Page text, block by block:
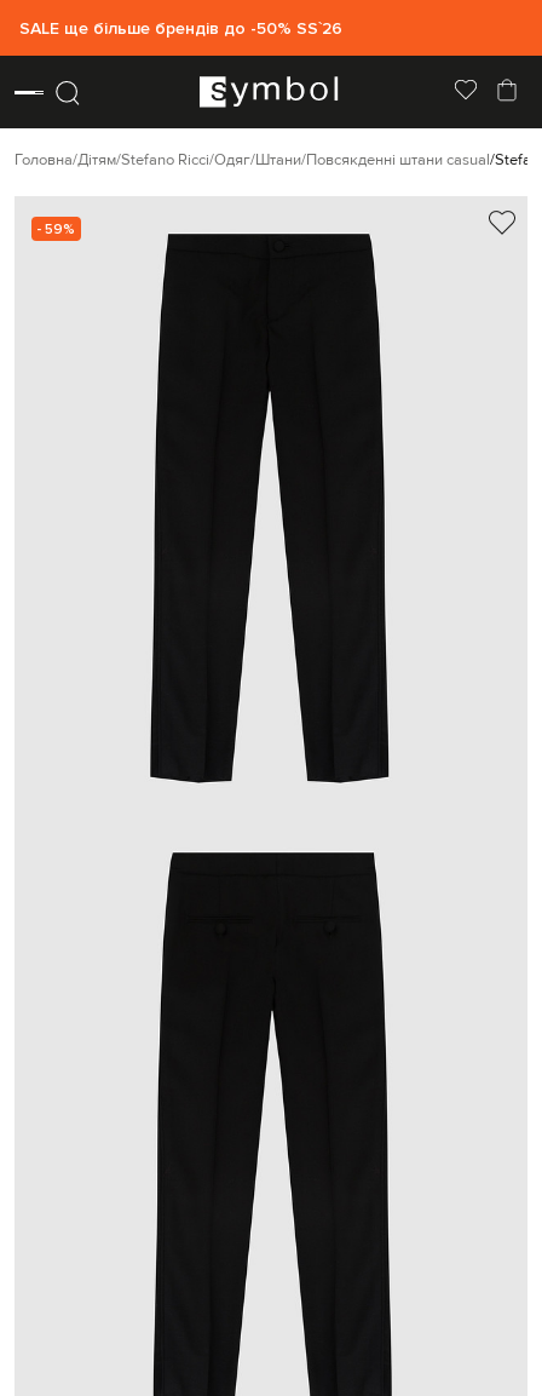
SALE ще більше брендів до -50% SS`26
Головна Дітям Stefano Ricci Одяг Штани Повсякденні штани casual
- 59%